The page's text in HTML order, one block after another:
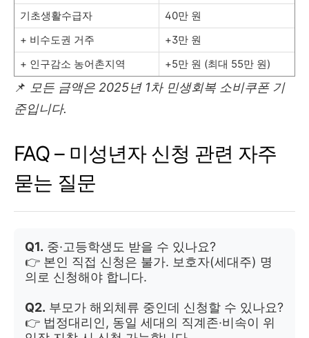
기초생활수급자
40만 원
+ 비수도권 거주
+3만 원
+ 인구감소 농어촌지역
+5만 원 (최대 55만 원)
📌 모든 금액은 2025년 1차 민생회복 소비쿠폰 기
준입니다.
FAQ – 미성년자 신청 관련 자주
묻는 질문
Q1. 중·고등학생도 받을 수 있나요?
👉 본인 직접 신청은 불가. 보호자(세대주) 명
의로 신청해야 합니다.
Q2. 부모가 해외체류 중인데 신청할 수 있나요?
👉 법정대리인, 동일 세대의 직계존·비속이 위